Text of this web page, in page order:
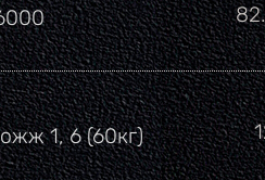
1, 6 (60кг)